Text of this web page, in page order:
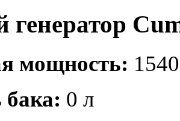
генератор
мощность:
0 л